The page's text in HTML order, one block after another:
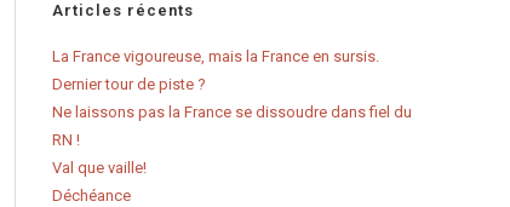
Articles récents
La France vigoureuse, mais la France en sursis.
Dernier tour de piste ?
Ne laissons pas la France se dissoudre dans fiel du
RN !
Val que vaille!
Déchéance